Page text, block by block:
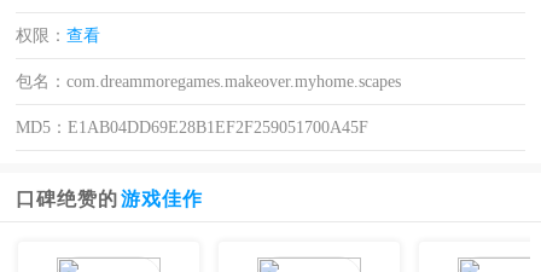
权限：查看
包名：com.dreammoregames.makeover.myhome.scapes
MD5：E1AB04DD69E28B1EF2F259051700A45F
口碑绝赞的 游戏佳作